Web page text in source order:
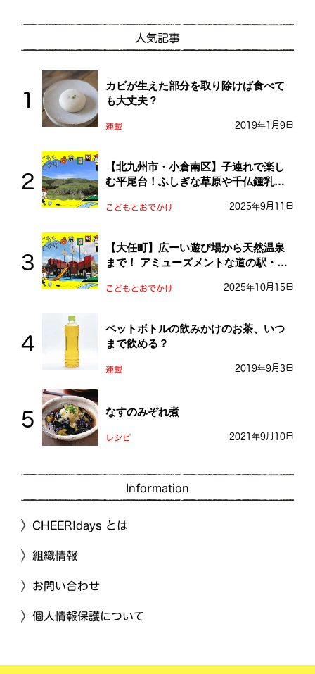
人気記事
カビが生えた部分を取り除けば食べて
も大丈夫？
連載 2019年1月9日
【北九州市・小倉南区】子連れで楽し
む平尾台！ふしぎな草原や千仏鍾乳洞
こどもとおでかけ 2025年9月11日
【大任町】広ーい遊び場から天然温泉
まで！ アミューズメントな道の駅・お
こどもとおでかけ 2025年10月15日
ペットボトルの飲みかけのお茶、いつ
まで飲める？
連載 2019年9月3日
なすのみぞれ煮
レシピ 2021年9月10日
Information
CHEER!days とは
組織情報
お問い合わせ
個人情報保護について